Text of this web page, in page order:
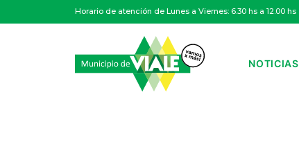
Horario de atención de Lunes a Viernes: 6.30 hs a 12.00 hs
NOTICIAS